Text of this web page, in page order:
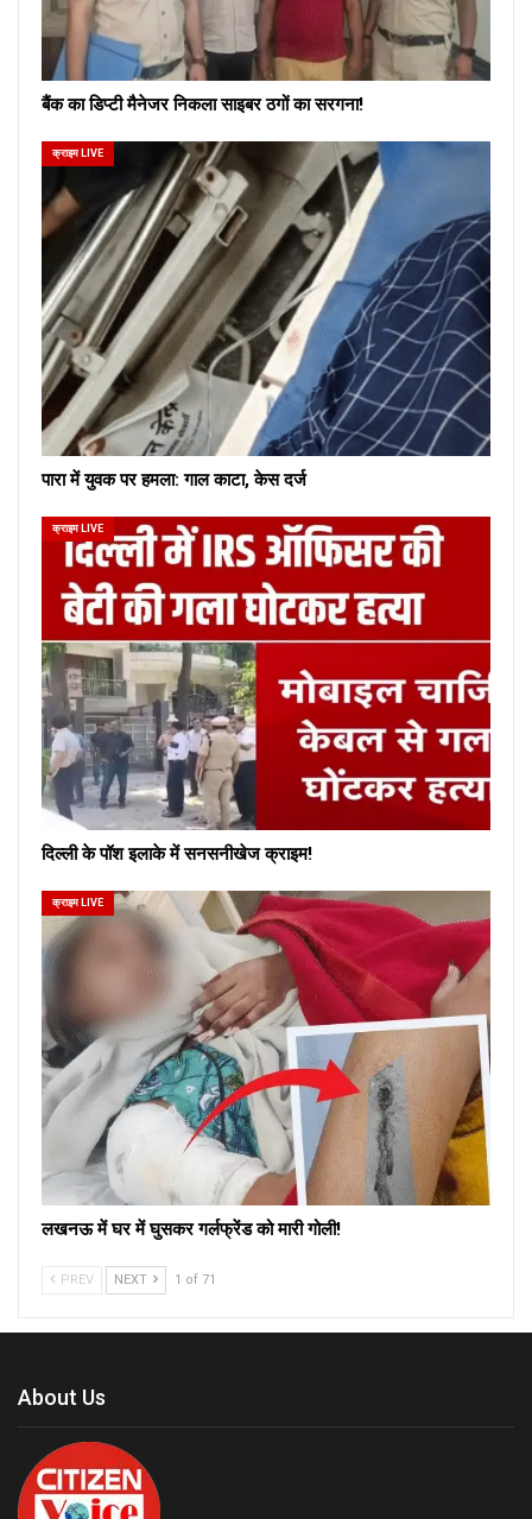
बैंक का डिप्टी मैनेजर निकला साइबर ठगों का सरगना!
क्राइम LIVE
पारा में युवक पर हमला: गाल काटा, केस दर्ज
क्राइम LIVE
दिल्ली के पॉश इलाके में सनसनीखेज क्राइम!
क्राइम LIVE
लखनऊ में घर में घुसकर गर्लफ्रेंड को मारी गोली!
PREV NEXT 1 of 71
About Us